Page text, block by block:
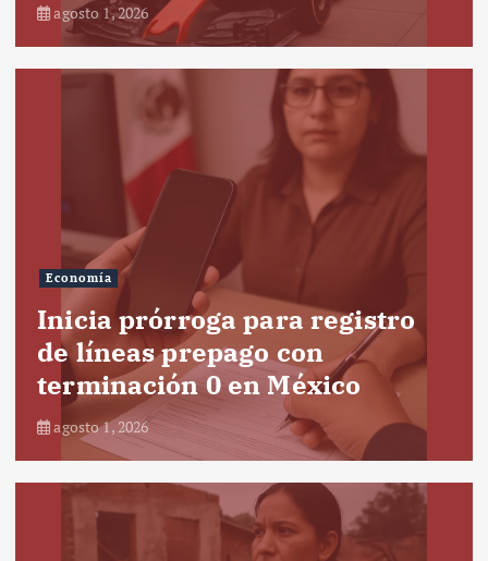
agosto 1, 2026
Economía
Inicia prórroga para registro
de líneas prepago con
terminación 0 en México
agosto 1, 2026